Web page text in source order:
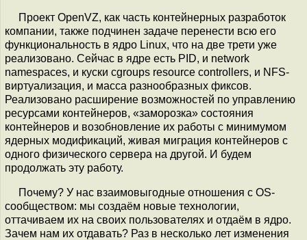
Проект OpenVZ, как часть контейнерных разработок
компании, также подчинен задаче перенести всю его
функциональность в ядро Linux, что на две трети уже
реализовано. Сейчас в ядре есть PID, и network
namespaces, и куски cgroups resource controllers, и NFS-
виртуализация, и масса разнообразных фиксов.
Реализовано расширение возможностей по управлению
ресурсами контейнеров, «заморозка» состояния
контейнеров и возобновление их работы с минимумом
ядерных модификаций, живая миграция контейнеров с
одного физического сервера на другой. И будем
продолжать эту работу.
Почему? У нас взаимовыгодные отношения с OS-
сообществом: мы создаём новые технологии,
оттачиваем их на своих пользователях и отдаём в ядро.
Зачем нам их отдавать? Раз в несколько лет изменения